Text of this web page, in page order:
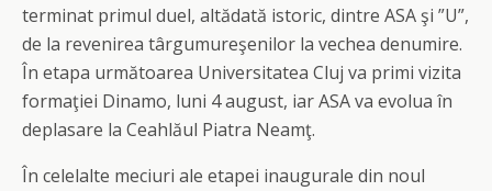
terminat primul duel, altădată istoric, dintre ASA şi ”U”,
de la revenirea târgumureşenilor la vechea denumire.
În etapa următoarea Universitatea Cluj va primi vizita
formaţiei Dinamo, luni 4 august, iar ASA va evolua în
deplasare la Ceahlăul Piatra Neamţ.
În celelalte meciuri ale etapei inaugurale din noul